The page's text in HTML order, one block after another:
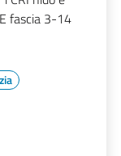
fascia 3-14